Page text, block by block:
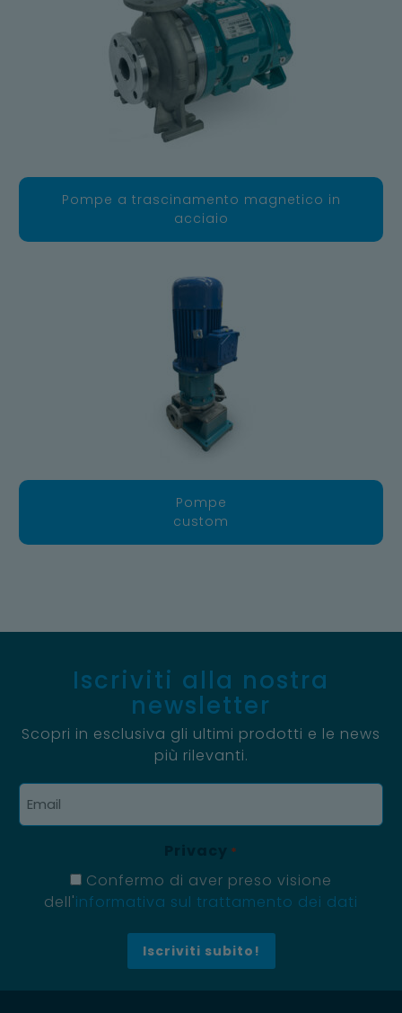
Pompe a trascinamento magnetico in
acciaio
Pompe
custom
Iscriviti alla nostra
newsletter
Scopri in esclusiva gli ultimi prodotti e le news
più rilevanti.
Email
*
*
Confermo di aver preso visione
dell'informativa sul trattamento dei dati